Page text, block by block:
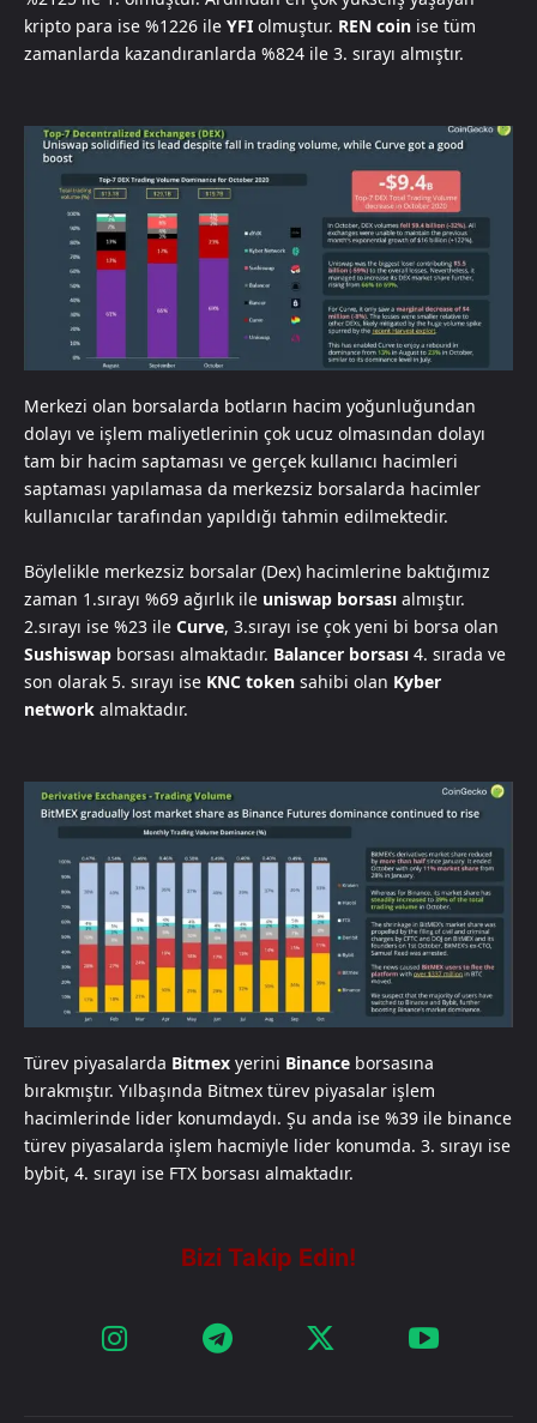
kripto para ise %1226 ile YFI olmuştur. REN coin ise tüm
zamanlarda kazandıranlarda %824 ile 3. sırayı almıştır.
Merkezi olan borsalarda botların hacim yoğunluğundan
dolayı ve işlem maliyetlerinin çok ucuz olmasından dolayı
tam bir hacim saptaması ve gerçek kullanıcı hacimleri
saptaması yapılamasa da merkezsiz borsalarda hacimler
kullanıcılar tarafından yapıldığı tahmin edilmektedir.
Böylelikle merkezsiz borsalar (Dex) hacimlerine baktığımız
zaman 1.sırayı %69 ağırlık ile uniswap borsası almıştır.
2.sırayı ise %23 ile Curve, 3.sırayı ise çok yeni bi borsa olan
Sushiswap borsası almaktadır. Balancer borsası 4. sırada ve
son olarak 5. sırayı ise KNC token sahibi olan Kyber
network almaktadır.
Türev piyasalarda Bitmex yerini Binance borsasına
bırakmıştır. Yılbaşında Bitmex türev piyasalar işlem
hacimlerinde lider konumdaydı. Şu anda ise %39 ile binance
türev piyasalarda işlem hacmiyle lider konumda. 3. sırayı ise
bybit, 4. sırayı ise FTX borsası almaktadır.